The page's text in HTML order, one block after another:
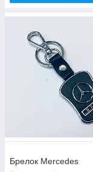
Брелок Mercedes